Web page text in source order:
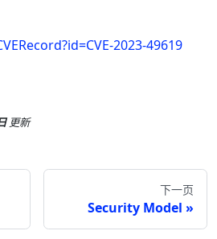
2023-49619
更新
下一页
Security Model